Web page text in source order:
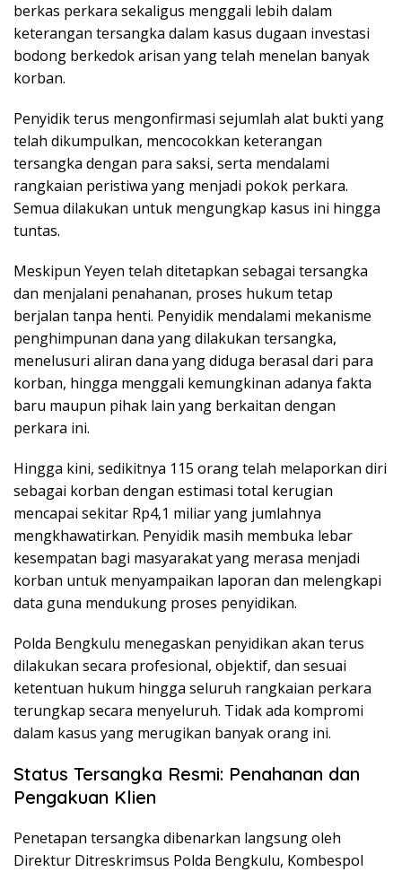
berkas perkara sekaligus menggali lebih dalam
keterangan tersangka dalam kasus dugaan investasi
bodong berkedok arisan yang telah menelan banyak
korban.
Penyidik terus mengonfirmasi sejumlah alat bukti yang
telah dikumpulkan, mencocokkan keterangan
tersangka dengan para saksi, serta mendalami
rangkaian peristiwa yang menjadi pokok perkara.
Semua dilakukan untuk mengungkap kasus ini hingga
tuntas.
Meskipun Yeyen telah ditetapkan sebagai tersangka
dan menjalani penahanan, proses hukum tetap
berjalan tanpa henti. Penyidik mendalami mekanisme
penghimpunan dana yang dilakukan tersangka,
menelusuri aliran dana yang diduga berasal dari para
korban, hingga menggali kemungkinan adanya fakta
baru maupun pihak lain yang berkaitan dengan
perkara ini.
Hingga kini, sedikitnya 115 orang telah melaporkan diri
sebagai korban dengan estimasi total kerugian
mencapai sekitar Rp4,1 miliar yang jumlahnya
mengkhawatirkan. Penyidik masih membuka lebar
kesempatan bagi masyarakat yang merasa menjadi
korban untuk menyampaikan laporan dan melengkapi
data guna mendukung proses penyidikan.
Polda Bengkulu menegaskan penyidikan akan terus
dilakukan secara profesional, objektif, dan sesuai
ketentuan hukum hingga seluruh rangkaian perkara
terungkap secara menyeluruh. Tidak ada kompromi
dalam kasus yang merugikan banyak orang ini.
Status Tersangka Resmi: Penahanan dan
Pengakuan Klien
Penetapan tersangka dibenarkan langsung oleh
Direktur Ditreskrimsus Polda Bengkulu, Kombespol